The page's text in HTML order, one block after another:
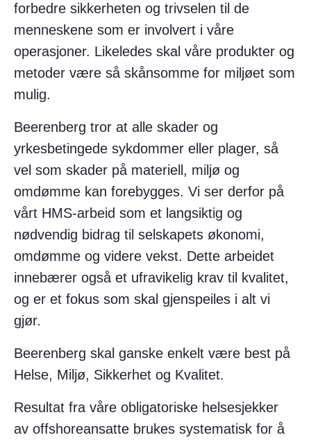
forbedre sikkerheten og trivselen til de
menneskene som er involvert i våre
operasjoner. Likeledes skal våre produkter og
metoder være så skånsomme for miljøet som
mulig.​
Beerenberg tror at alle skader og
yrkesbetingede sykdommer eller plager, så
vel som skader på materiell, miljø og
omdømme kan forebygges. Vi ser derfor på
vårt HMS-arbeid som et langsiktig og
nødvendig bidrag til selskapets økonomi,
omdømme og videre vekst. Dette arbeidet
innebærer også et ufravikelig krav til kvalitet,
og er et fokus som skal gjenspeiles i alt vi
gjør.​
Beerenberg skal ganske enkelt være best på
Helse, Miljø, Sikkerhet og Kvalitet.​
Resultat fra våre obligatoriske helsesjekker
av offshoreansatte brukes systematisk for å